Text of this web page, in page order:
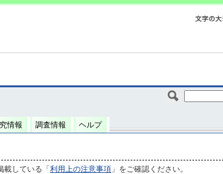
情報 調査情報 ヘルプ
している「 利用上の注意事項 」をご確認ください。